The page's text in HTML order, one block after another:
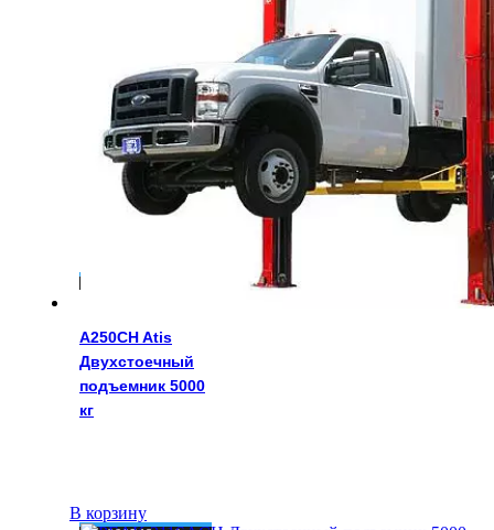
A250CH Atis
Двухстоечный
подъемник 5000
кг
В корзину